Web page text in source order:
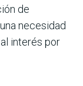
de
necesidad
interés por